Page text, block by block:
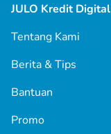
JULO Kredit Digital
Tentang Kami
Berita & Tips
Bantuan
Promo